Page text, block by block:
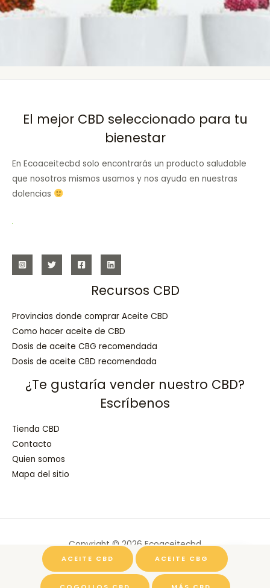
ACEITE CBD ACEITE CBG
El mejor CBD seleccionado para tu
bienestar
En Ecoaceitecbd solo encontrarás un producto saludable
que nosotros mismos usamos y nos ayuda en nuestras
dolencias
Recursos CBD
Provincias donde comprar Aceite CBD
Como hacer aceite de CBD
Dosis de aceite CBG recomendada
Dosis de aceite CBD recomendada
¿Te gustaría vender nuestro CBD?
Escríbenos
Tienda CBD
Contacto
Quien somos
Mapa del sitio
Copyright © 2026 Ecoaceitecbd
Powered by Ecoaceitecbd